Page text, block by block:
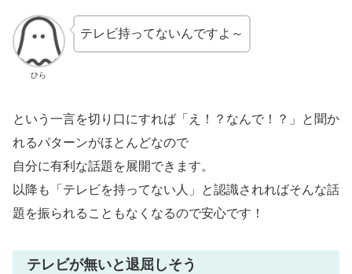
ひら
テレビ持ってないんですよ～
という一言を切り口にすれば「え！？なんで！？」と聞か
れるパターンがほとんどなので
自分に有利な話題を展開できます。
以降も「テレビを持ってない人」と認識されればそんな話
題を振られることもなくなるので安心です！
テレビが無いと退屈しそう